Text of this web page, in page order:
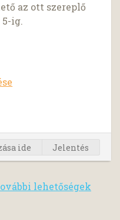
az ott szereplő
ig.
ide Jelentés
lehetőségek